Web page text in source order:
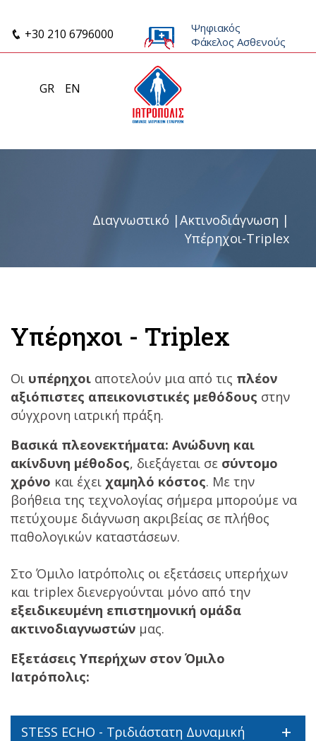
+30 210 6796000
GR EN
Ψηφιακός
Φάκελος Ασθενούς
Διαγνωστικό |Ακτινοδιάγνωση |
Υπέρηχοι-Triplex
Υπέρηχοι - Triplex
Οι υπέρηχοι αποτελούν μια από τις πλέον
αξιόπιστες απεικονιστικές μεθόδους στην
σύγχρονη ιατρική πράξη.
Βασικά πλεονεκτήματα: Ανώδυνη και
ακίνδυνη μέθοδος, διεξάγεται σε σύντομο
χρόνο και έχει χαμηλό κόστος. Με την
βοήθεια της τεχνολογίας σήμερα μπορούμε να
πετύχουμε διάγνωση ακριβείας σε πλήθος
παθολογικών καταστάσεων.
Στο Όμιλο Ιατρόπολις οι εξετάσεις υπερήχων
και triplex διενεργούνται μόνο από την
εξειδικευμένη επιστημονική ομάδα
ακτινοδιαγνωστών μας.
Εξετάσεις Υπερήχων στον Όμιλο
Ιατρόπολις:
STESS ECHO - Τριδιάστατη Δυναμική